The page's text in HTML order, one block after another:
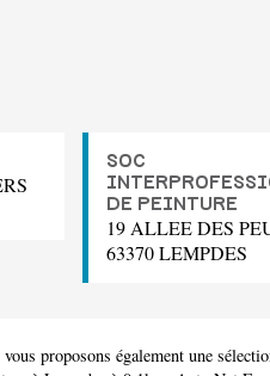
SOC
DE PEINTURE
19 ALLEE DES
63370 LEMPDES
proposons également une